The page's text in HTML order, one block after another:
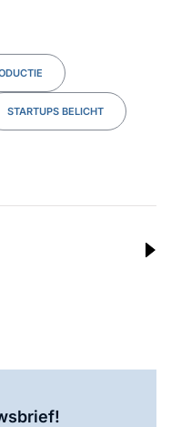
STARTUPS BELICHT